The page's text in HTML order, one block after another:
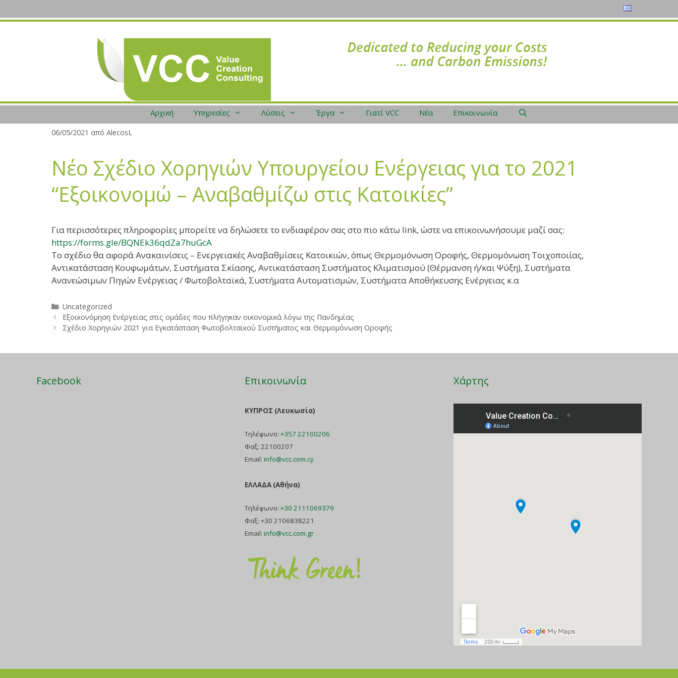
σε
Αρχική Υπηρεσίες Λύσεις Έργα Γιατί VCC Νέα Επικοινωνία
06/05/2021 από AlecosL
Νέο Σχέδιο Χορηγιών Υπουργείου Ενέργειας για το 2021
“Εξοικονομώ – Αναβαθμίζω στις Κατοικίες”
Για περισσότερες πληροφορίες μπορείτε να δηλώσετε το ενδιαφέρον σας στο πιο κάτω link, ώστε να επικοινωνήσουμε μαζί σας:
https://forms.gle/BQNEk36qdZa7huGcA
Το σχέδιο θα αφορά Ανακαινίσεις – Ενεργειακές Αναβαθμίσεις Κατοικιών, όπως Θερμομόνωση Οροφής, Θερμομόνωση Τοιχοποιίας,
Αντικατάσταση Κουφωμάτων, Συστήματα Σκίασης, Αντικατάσταση Συστήματος Κλιματισμού (Θέρμανση ή/και Ψύξη), Συστήματα
Ανανεώσιμων Πηγών Ενέργειας / Φωτοβολταϊκά, Συστήματα Αυτοματισμών, Συστήματα Αποθήκευσης Ενέργειας κ.α
Κατηγορίες
Uncategorized
Εξοικονόμηση Ενέργειας στις ομάδες που πλήγηκαν οικονομικά λόγω της Πανδημίας
Σχέδιο Χορηγιών 2021 για Εγκατάσταση Φωτοβολταϊκού Συστήματος και Θερμομόνωση Οροφής
Facebook Επικοινωνία
ΚΥΠΡΟΣ (Λευκωσία)
Τηλέφωνο:+357 22100206
Φαξ: 22100207
Email:info@vcc.com.cy
ΕΛΛΑΔΑ (Αθήνα)
Τηλέφωνο:+30 2111069379
Φαξ: +30 2106838221
Email:info@vcc.com.gr
Χάρτης